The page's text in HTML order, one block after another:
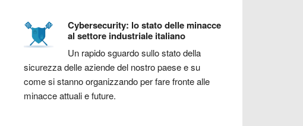
Cybersecurity: lo stato delle minacce
al settore industriale italiano
Un rapido sguardo sullo stato della
sicurezza delle aziende del nostro paese e su
come si stanno organizzando per fare fronte alle
minacce attuali e future.